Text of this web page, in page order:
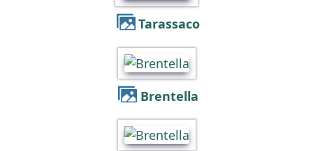
Tarassaco
Brentella